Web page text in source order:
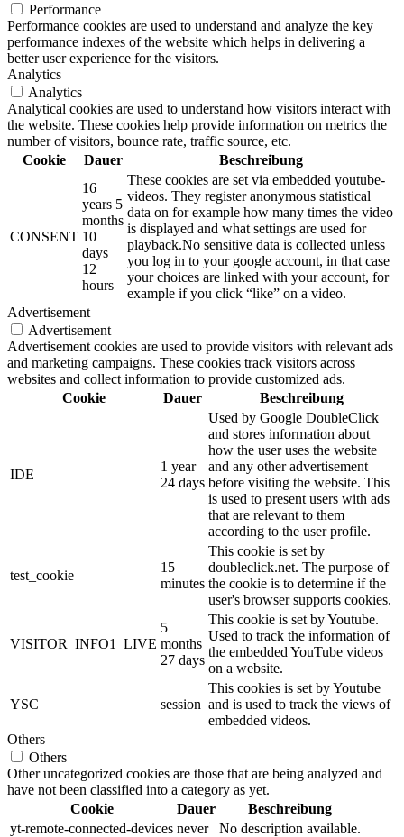
Performance
Performance cookies are used to understand and analyze the key
performance indexes of the website which helps in delivering a
better user experience for the visitors.
Analytics
Analytics
Analytical cookies are used to understand how visitors interact with
the website. These cookies help provide information on metrics the
number of visitors, bounce rate, traffic source, etc.
Cookie
Dauer Beschreibung
CONSENT
16
years 5
months
10
days
12
hours
These cookies are set via embedded youtube-
videos. They register anonymous statistical
data on for example how many times the video
is displayed and what settings are used for
playback.No sensitive data is collected unless
you log in to your google account, in that case
your choices are linked with your account, for
example if you click “like” on a video.
Advertisement
Advertisement
Advertisement cookies are used to provide visitors with relevant ads
and marketing campaigns. These cookies track visitors across
websites and collect information to provide customized ads.
Cookie
Dauer Beschreibung
IDE
1 year
24 days
Used by Google DoubleClick
and stores information about
how the user uses the website
and any other advertisement
before visiting the website. This
is used to present users with ads
that are relevant to them
according to the user profile.
test_cookie
15
minutes
This cookie is set by
doubleclick.net. The purpose of
the cookie is to determine if the
user's browser supports cookies.
VISITOR_INFO1_LIVE
5
months
27 days
This cookie is set by Youtube.
Used to track the information of
the embedded YouTube videos
on a website.
YSC session
This cookies is set by Youtube
and is used to track the views of
embedded videos.
Others
Others
Other uncategorized cookies are those that are being analyzed and
have not been classified into a category as yet.
Cookie
Dauer
Beschreibung
yt-remote-connected-devices never No description available.